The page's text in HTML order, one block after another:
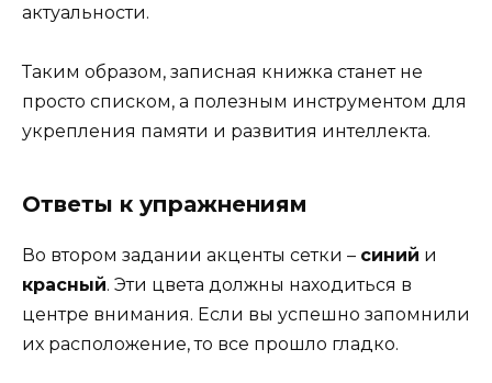
актуальности.
Таким образом, записная книжка станет не
просто списком, а полезным инструментом для
укрепления памяти и развития интеллекта.
Ответы к упражнениям
Во втором задании акценты сетки – синий и
красный. Эти цвета должны находиться в
центре внимания. Если вы успешно запомнили
их расположение, то все прошло гладко.